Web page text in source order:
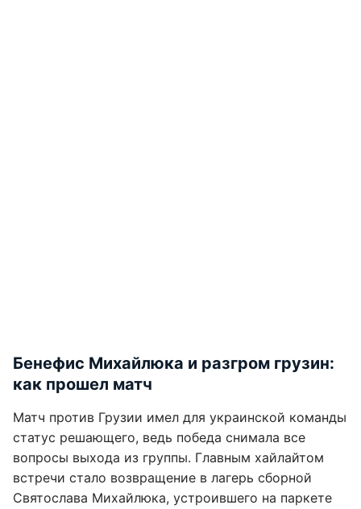
Бенефис Михайлюка и разгром грузин:
как прошел матч
Матч против Грузии имел для украинской команды
статус решающего, ведь победа снимала все
вопросы выхода из группы. Главным хайлайтом
встречи стало возвращение в лагерь сборной
Святослава Михайлюка, устроившего на паркете